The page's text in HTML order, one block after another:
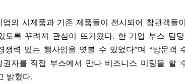
업의 시제품과 기존 제품들이 전시되어 참관객들
도록 꾸려져 관심이 뜨거웠다. 한 기업 부스 담
쟁력 있는 행사임을 엿볼 수 있었다”며 “방문객
자를 직접 부스에서 만나 비즈니스 미팅을 할
밝혔다.